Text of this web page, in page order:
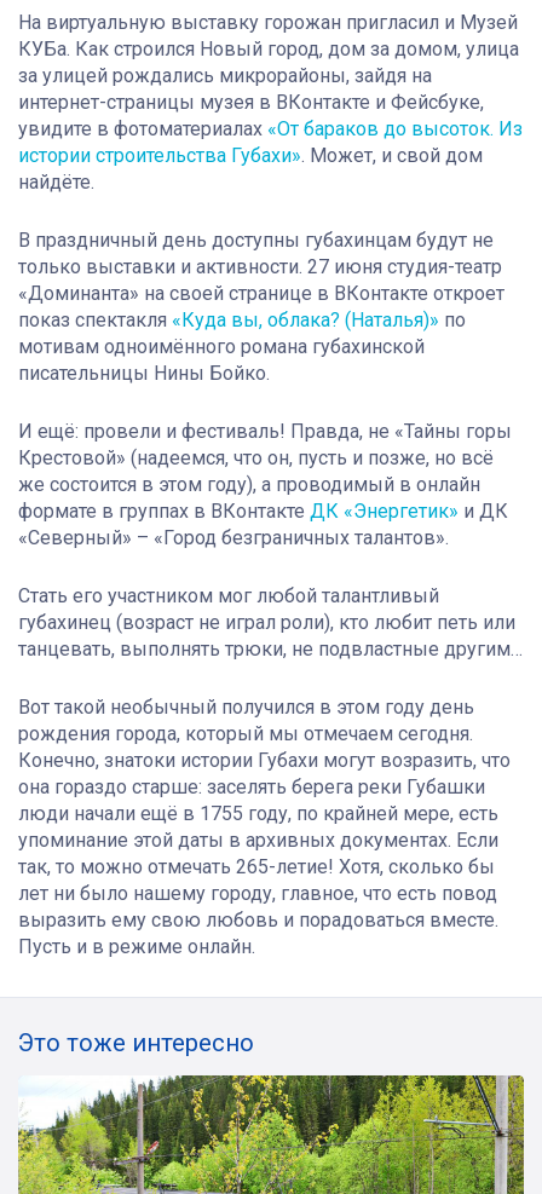
На виртуальную выставку горожан пригласил и Музей
КУБа. Как строился Новый город, дом за домом, улица
за улицей рождались микрорайоны, зайдя на
интернет-страницы музея в ВКонтакте и Фейсбуке,
увидите в фотоматериалах «От бараков до высоток. Из
истории строительства Губахи». Может, и свой дом
найдёте.
В праздничный день доступны губахинцам будут не
только выставки и активности. 27 июня студия-театр
«Доминанта» на своей странице в ВКонтакте откроет
показ спектакля «Куда вы, облака? (Наталья)» по
мотивам одноимённого романа губахинской
писательницы Нины Бойко.
И ещё: провели и фестиваль! Правда, не «Тайны горы
Крестовой» (надеемся, что он, пусть и позже, но всё
же состоится в этом году), а проводимый в онлайн
формате в группах в ВКонтакте ДК «Энергетик» и ДК
«Северный» – «Город безграничных талантов».
Стать его участником мог любой талантливый
губахинец (возраст не играл роли), кто любит петь или
танцевать, выполнять трюки, не подвластные другим…
Вот такой необычный получился в этом году день
рождения города, который мы отмечаем сегодня.
Конечно, знатоки истории Губахи могут возразить, что
она гораздо старше: заселять берега реки Губашки
люди начали ещё в 1755 году, по крайней мере, есть
упоминание этой даты в архивных документах. Если
так, то можно отмечать 265-летие! Хотя, сколько бы
лет ни было нашему городу, главное, что есть повод
выразить ему свою любовь и порадоваться вместе.
Пусть и в режиме онлайн.
Это тоже интересно